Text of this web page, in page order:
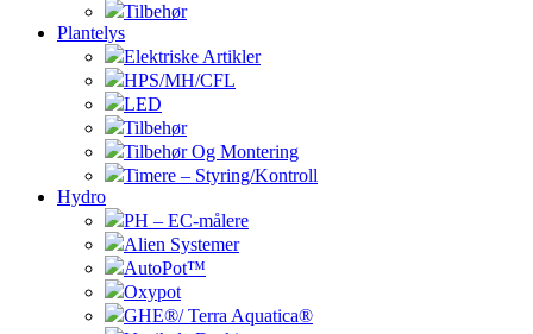
Tilbehør
Plantelys
Elektriske Artikler
HPS/MH/CFL
LED
Tilbehør
Tilbehør Og Montering
Timere – Styring/Kontroll
Hydro
PH – EC-målere
Alien Systemer
AutoPot™
Oxypot
GHE®/ Terra Aquatica®